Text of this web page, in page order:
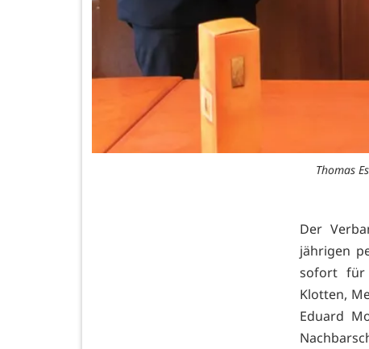
Thomas
Der
jährigen
sofort für
Klotten,
Eduard